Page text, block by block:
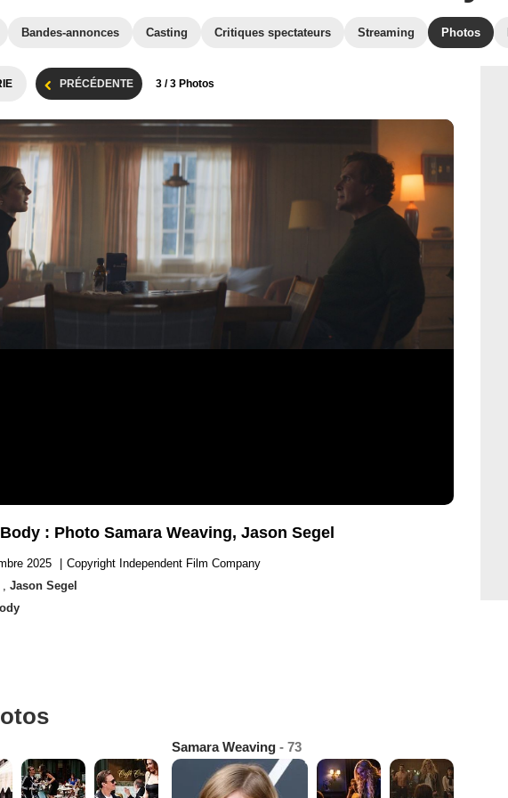
Bandes-annonces Casting Critiques spectateurs Streaming Photos
PRÉCÉDENTE 3 / 3 Photos
: Photo Samara Weaving, Jason Segel
2025
Copyright Independent Film Company
, Jason Segel
Samara Weaving - 73